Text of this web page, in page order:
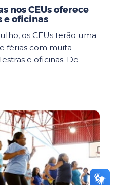
nos CEUs oferece
e oficinas
os CEUs terão uma
férias com muita
e oficinas. De